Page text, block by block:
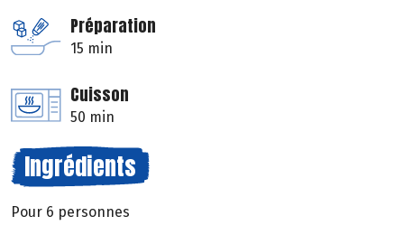
Préparation
15 min
Cuisson
50 min
Ingrédients
Pour 6 personnes